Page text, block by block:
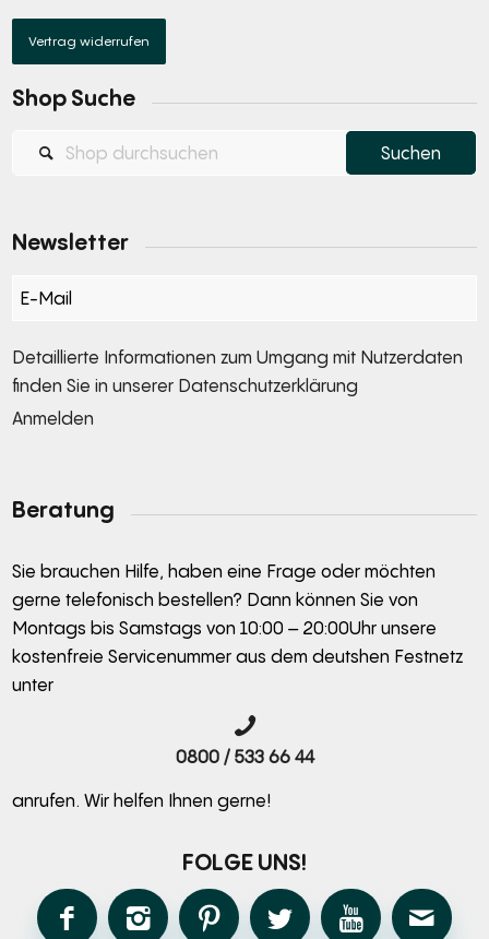
Vertrag widerrufen
Shop Suche
Newsletter
Section
Detaillierte Informationen zum Umgang mit Nutzerdaten
finden Sie in unserer Datenschutzerklärung
Anmelden
Beratung
Sie brauchen Hilfe, haben eine Frage oder möchten
gerne telefonisch bestellen? Dann können Sie von
Montags bis Samstags von 10:00 – 20:00Uhr unsere
kostenfreie Servicenummer aus dem deutshen Festnetz
unter
0800 / 533 66 44
anrufen. Wir helfen Ihnen gerne!
FOLGE UNS!